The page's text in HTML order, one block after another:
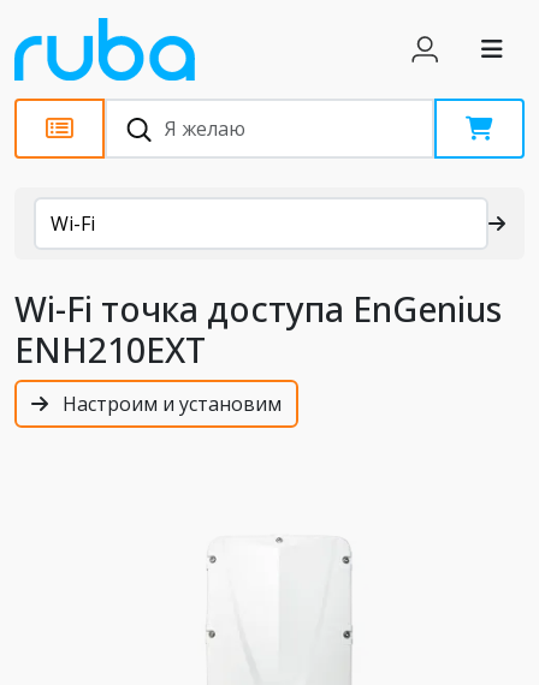
Каталог
Wi-Fi
Wi-Fi точка доступа EnGenius
ENH210EXT
Настроим и установим